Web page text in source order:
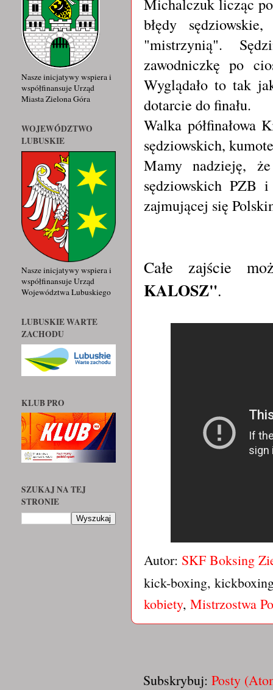
błędy
"mistrzynią".
zawodniczkę po
Wyglądało to tak
dotarcie do finału.
Walka półfinałowa
sędziowskich,
Mamy nadzieję,
sędziowskich PZB
zajmującej się
Całe zajście
KALOSZ".
Autor: SKF Boksing
kick-boxing,
kobiety, Mistrzostwa
Subskrybuj: Posty
Nasze inicjatywy wspiera i
współfinansuje Urząd
Miasta Zielona Góra
WOJEWÓDZTWO
LUBUSKIE
Nasze inicjatywy wspiera i
współfinansuje Urząd
Województwa Lubuskiego
LUBUSKIE WARTE
ZACHODU
KLUB PRO
SZUKAJ NA TEJ
STRONIE